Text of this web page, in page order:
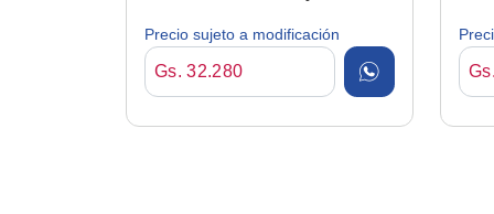
Precio sujeto a modificación
Gs. 32.280